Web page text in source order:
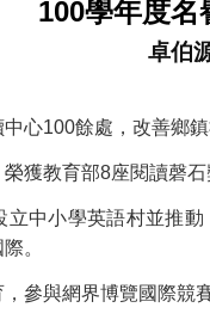
100學年度名
卓伯
心100餘處，改善鄉
獲教育部8座閱讀磬石
立中小學英語村並推
。
參與網界博覽國際競